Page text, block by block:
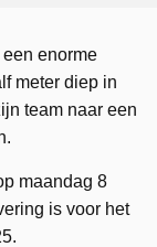
een enorme
meter diep in
team naar een
maandag 8
is voor het